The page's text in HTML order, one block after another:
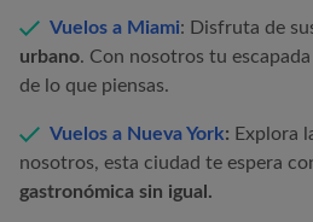
Vuelos a Miami: Disfruta de
urbano. Con nosotros tu
de lo que piensas.
Vuelos a Nueva York: Explora
nosotros, esta ciudad te espera
gastronómica sin igual.